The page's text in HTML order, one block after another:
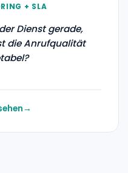
+ SLA
Dienst gerade,
die Anrufqualität